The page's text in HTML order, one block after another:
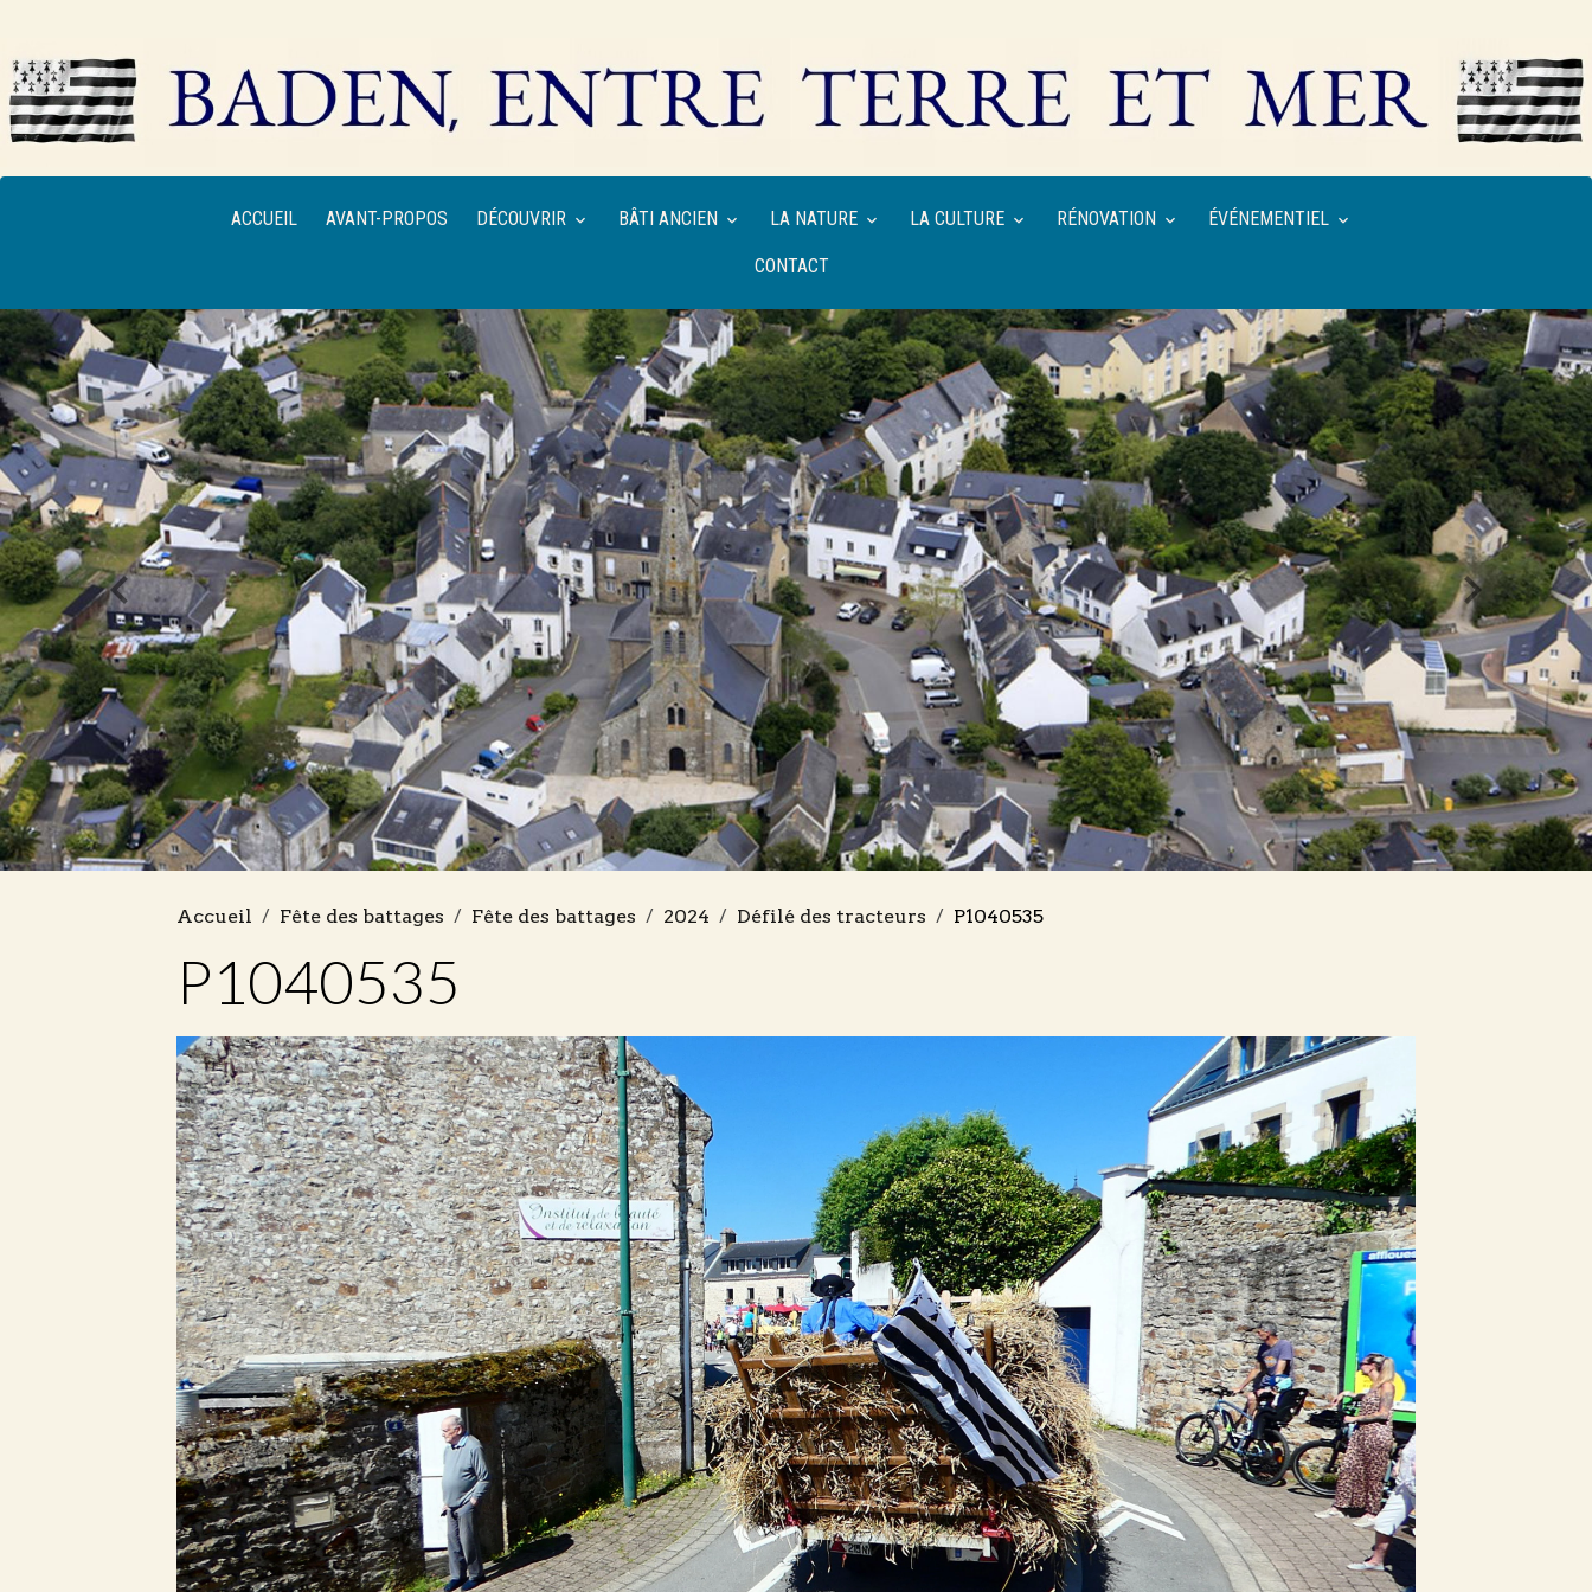
ACCUEIL AVANT-PROPOS DÉCOUVRIR BÂTI ANCIEN LA NATURE LA CULTURE RÉNOVATION ÉVÉNEMENTIEL
CONTACT
Accueil Fête des battages Fête des battages 2024 Défilé des tracteurs P1040535
P1040535